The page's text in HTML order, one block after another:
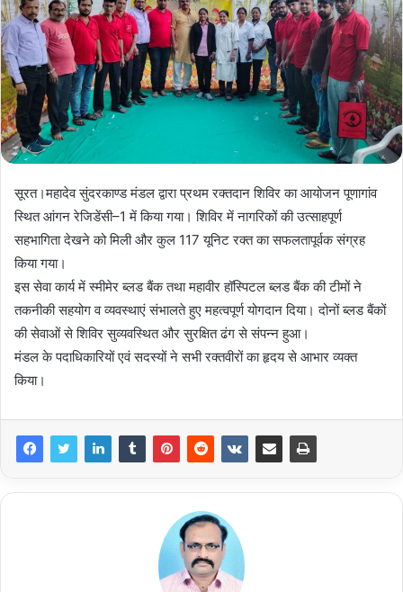
सूरत।महादेव सुंदरकाण्ड मंडल द्वारा प्रथम रक्तदान शिविर का आयोजन पूणागांव
स्थित आंगन रेजिडेंसी–1 में किया गया। शिविर में नागरिकों की उत्साहपूर्ण
सहभागिता देखने को मिली और कुल 117 यूनिट रक्त का सफलतापूर्वक संग्रह
किया गया।
इस सेवा कार्य में स्मीमेर ब्लड बैंक तथा महावीर हॉस्पिटल ब्लड बैंक की टीमों ने
तकनीकी सहयोग व व्यवस्थाएं संभालते हुए महत्वपूर्ण योगदान दिया। दोनों ब्लड बैंकों
की सेवाओं से शिविर सुव्यवस्थित और सुरक्षित ढंग से संपन्न हुआ।
मंडल के पदाधिकारियों एवं सदस्यों ने सभी रक्तवीरों का हृदय से आभार व्यक्त
किया।